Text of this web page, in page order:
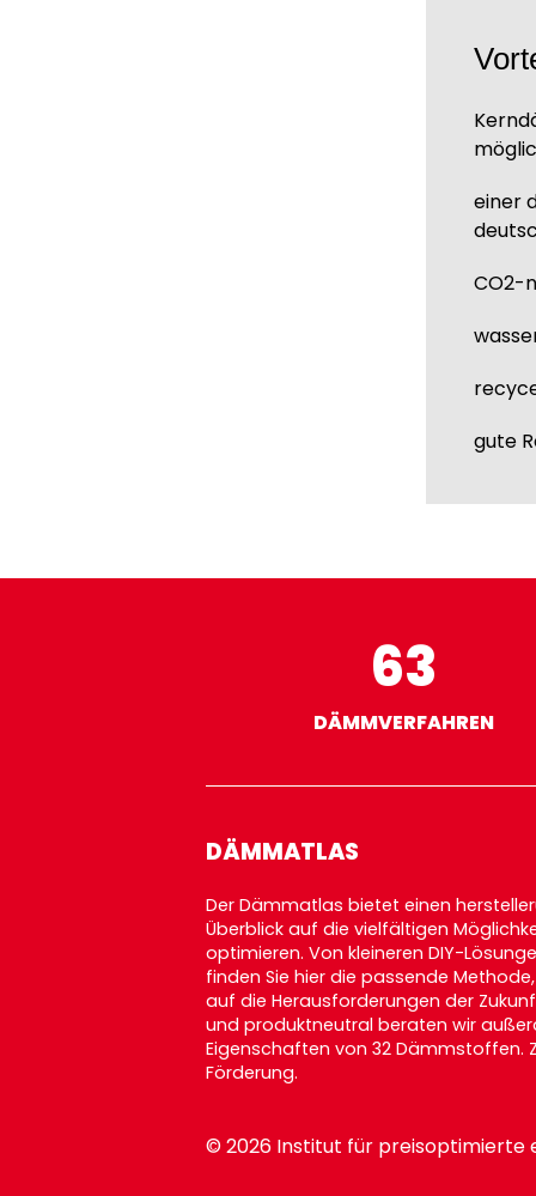
einer
CO2-
gute
63
DÄMMVERFAHREN
DÄMMATLAS
Der Dämmatlas bietet einen
Überblick auf die vielfältigen
optimieren. Von kleineren DIY-
finden Sie hier die passende
auf die Herausforderungen der
und produktneutral beraten wir
Eigenschaften von 32 Dämmstoffen.
Förderung.
© 2026 Institut für preisoptimierte